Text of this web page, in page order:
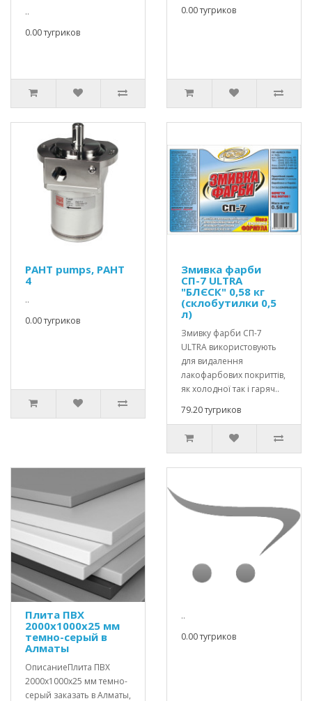
..
0.00 тугриков
0.00 тугриков
PAHT pumps, PAHT
4
..
0.00 тугриков
Змивка фарби
СП-7 ULTRA
"БЛЄСК" 0,58 кг
(склобутилки 0,5
л)
Змивку фарби СП-7
ULTRA використовують
для видалення
лакофарбових покриттів,
як холодної так і гаряч..
79.20 тугриков
Плита ПВХ
2000х1000х25 мм
темно-серый в
Алматы
ОписаниеПлита ПВХ
2000х1000х25 мм темно-
серый заказать в Алматы,
..
0.00 тугриков